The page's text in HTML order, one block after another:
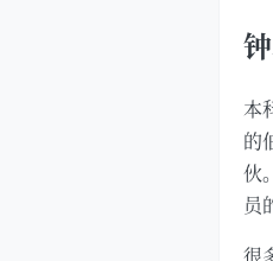
本
的
伙
员